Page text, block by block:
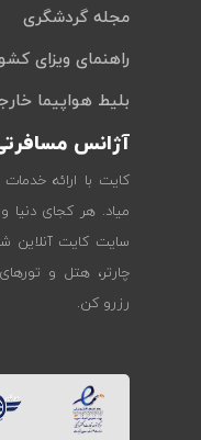
مجله گردشگری
راهنمای ویزای
بلیط هواپیما
آژانس
کایت با ارائه
میاد. هر کجای
سایت کایت آنلاین
چارتر، هتل و
رزرو کن.